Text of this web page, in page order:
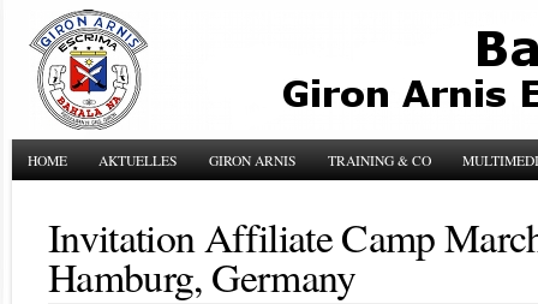
HOME AKTUELLES GIRON ARNIS TRAINING & CO
Invitation Affiliate Camp
Hamburg, Germany